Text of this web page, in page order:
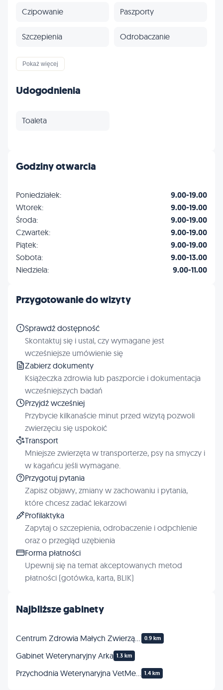
Czipowanie Paszporty
Szczepienia Odrobaczanie
Profilaktyka
Pokaż więcej
Udogodnienia
Toaleta
Najbliższe gabinety
0.9 km
Gabinet Weterynaryjny Arka 1.3 km
1.4 km
Godziny otwarcia
Poniedziałek: 9.00-19.00
Wtorek: 9.00-19.00
Środa: 9.00-19.00
Czwartek: 9.00-19.00
Piątek: 9.00-19.00
Sobota: 9.00-13.00
Niedziela: 9.00-11.00
Przygotowanie do wizyty
Sprawdź dostępność
Skontaktuj się i ustal, czy wymagane jest
wcześniejsze umówienie się
Zabierz dokumenty
Książeczka zdrowia lub paszporcie i dokumentacja
wcześniejszych badań
Przyjdź wcześniej
Przybycie kilkanaście minut przed wizytą pozwoli
zwierzęciu się uspokoić
Transport
Mniejsze zwierzęta w transporterze, psy na smyczy i
w kagańcu jeśli wymagane.
Przygotuj pytania
Zapisz objawy, zmiany w zachowaniu i pytania,
które chcesz zadać lekarzowi
Profilaktyka
Zapytaj o szczepienia, odrobaczenie i odpchlenie
oraz o przegląd uzębienia
Forma płatności
Upewnij się na temat akceptowanych metod
płatności (gotówka, karta, BLIK)